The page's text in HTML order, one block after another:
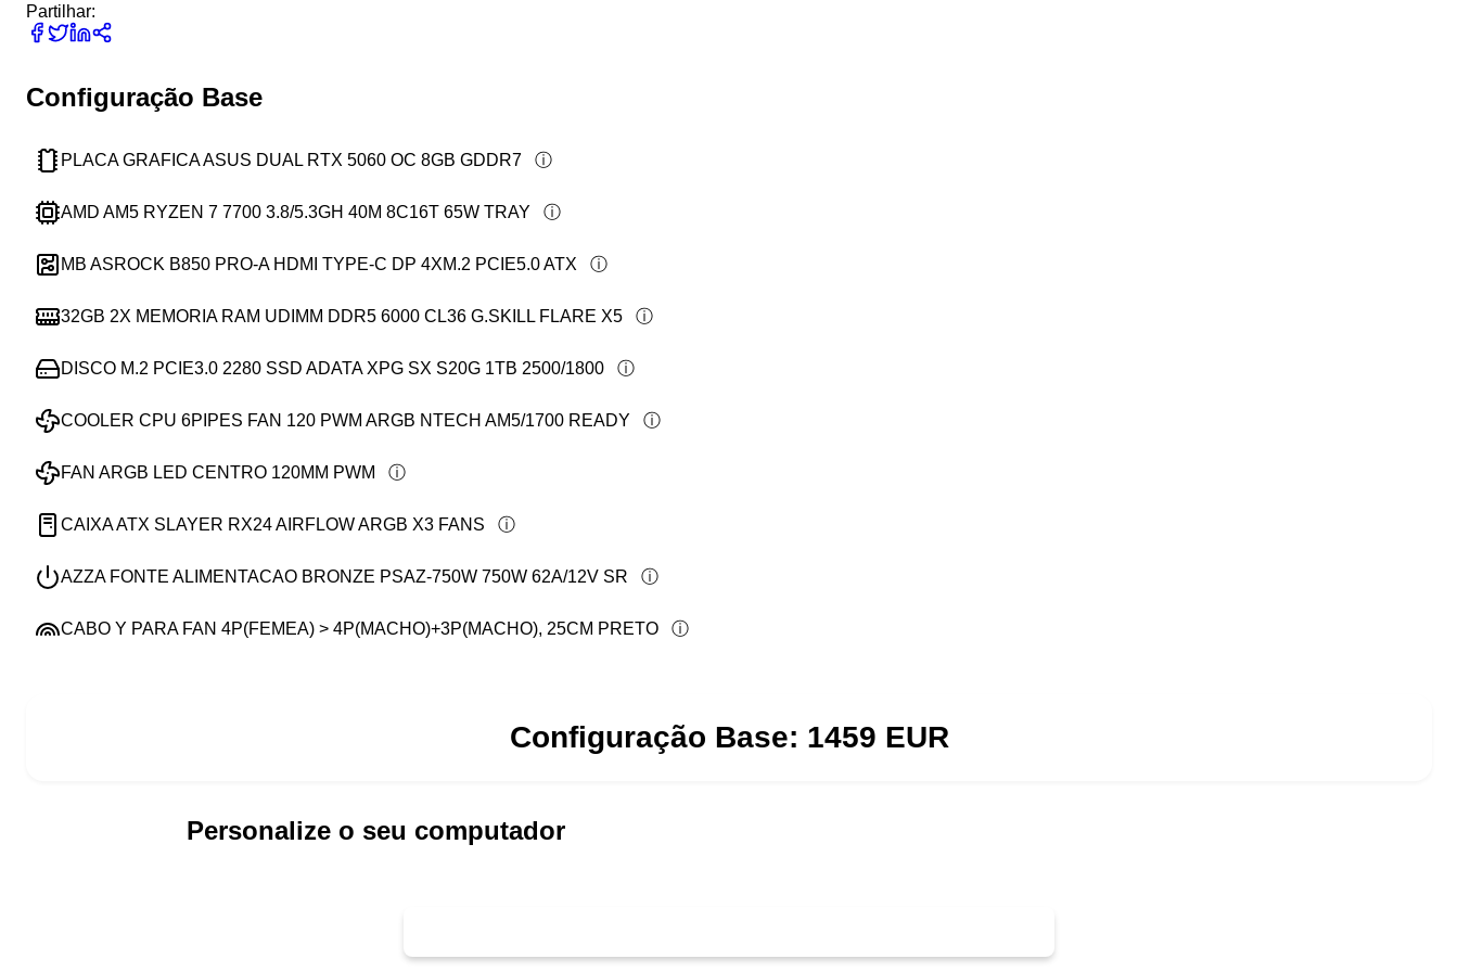
Partilhar:
Configuração Base
PLACA GRAFICA ASUS DUAL RTX 5060 OC 8GB GDDR7
AMD AM5 RYZEN 7 7700 3.8/5.3GH 40M 8C16T 65W TRAY
MB ASROCK B850 PRO-A HDMI TYPE-C DP 4XM.2 PCIE5.0 ATX
32GB 2X MEMORIA RAM UDIMM DDR5 6000 CL36 G.SKILL FLARE X5
DISCO M.2 PCIE3.0 2280 SSD ADATA XPG SX S20G 1TB 2500/1800
COOLER CPU 6PIPES FAN 120 PWM ARGB NTECH AM5/1700 READY
FAN ARGB LED CENTRO 120MM PWM
CAIXA ATX SLAYER RX24 AIRFLOW ARGB X3 FANS
AZZA FONTE ALIMENTACAO BRONZE PSAZ-750W 750W 62A/12V SR
CABO Y PARA FAN 4P(FEMEA) > 4P(MACHO)+3P(MACHO), 25CM PRETO
Configuração Base: 1459 EUR
Personalize o seu computador